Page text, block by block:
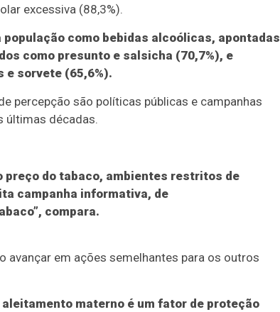
excessiva (88,3%).
como bebidas alcoólicas, apontadas
como presunto e salsicha (70,7%), e
sorvete (65,6%).
percepção são políticas públicas e campanhas
últimas décadas.
preço do tabaco, ambientes restritos de
campanha informativa, de
compara.
avançar em ações semelhantes para os outros
materno é um fator de proteção